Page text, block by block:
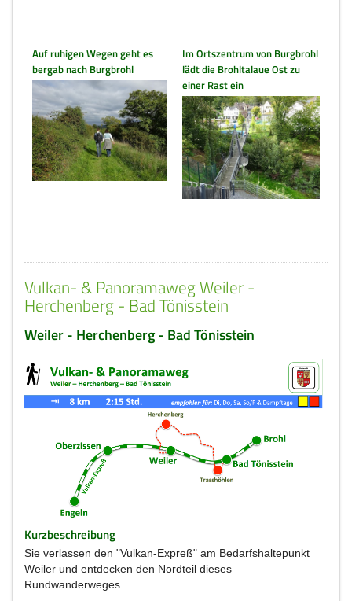
Auf ruhigen Wegen geht es
bergab nach Burgbrohl
Im Ortszentrum von Burgbrohl
lädt die Brohltalaue Ost zu
einer Rast ein
Vulkan- & Panoramaweg Weiler -
Herchenberg - Bad Tönisstein
Weiler - Herchenberg - Bad Tönisstein
Kurzbeschreibung
Sie verlassen den "Vulkan-Expreß" am Bedarfshaltepunkt
Weiler und entdecken den Nordteil dieses
Rundwanderweges.